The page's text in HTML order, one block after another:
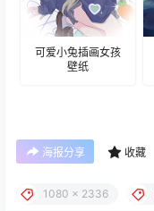
可爱小兔插画女孩
壁纸
海报分享 收藏
1080 x 2336